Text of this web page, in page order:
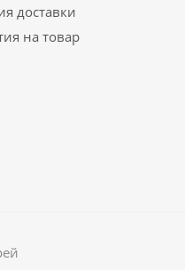
доставки
на товар